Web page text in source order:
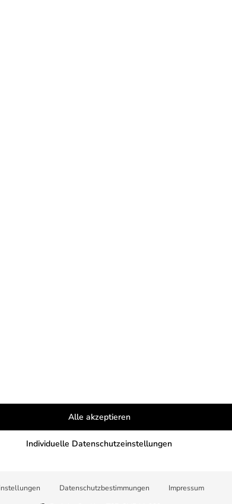
Diff die Änderungen zwischen der alten und der
per PayPal:
Alle akzeptieren
Individuelle Datenschutzeinstellungen
Datenschutzbestimmungen Impressum